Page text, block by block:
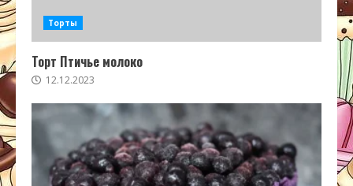
Торты
Торт Птичье молоко
12.12.2023